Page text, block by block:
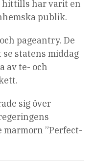
hittills har varit en
publik.
pageantry. De
statens middag
av te- och
sig över
marmorn ”Perfect-